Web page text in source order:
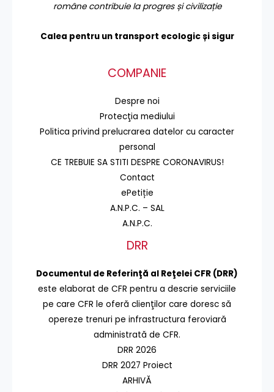
române contribuie la progres și civilizație
Calea pentru un transport ecologic și sigur
COMPANIE
Despre noi
Protecţia mediului
Politica privind prelucrarea datelor cu caracter
personal
CE TREBUIE SA STITI DESPRE CORONAVIRUS!
Contact
ePetiție
A.N.P.C. – SAL
A.N.P.C.
DRR
Documentul de Referinţă al Reţelei CFR (DRR)
este elaborat de CFR pentru a descrie serviciile
pe care CFR le oferă clienţilor care doresc să
opereze trenuri pe infrastructura feroviară
administrată de CFR.
DRR 2026
DRR 2027 Proiect
ARHIVĂ